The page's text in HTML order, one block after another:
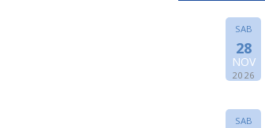
SAB
28
NOV
2026
SAB